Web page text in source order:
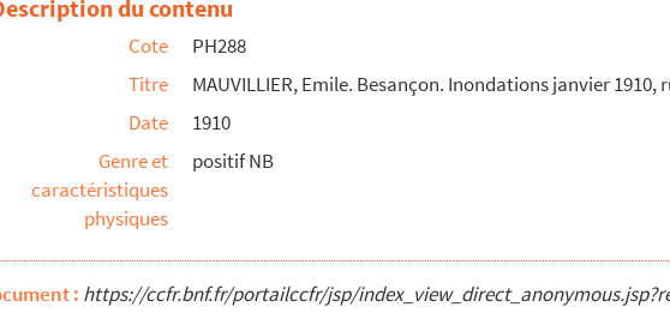
1910, rue Claude Pouillet [carte postale d'après la...
direction du pont Battant
du "petit lycée"
du grand lycée"
de Chamars
Rue (ancien hôtel Mignot de la Balme, puis Vie...
1910, Prés-de-Vaux, papeterie
du contenu
Cote
PH288
Titre
MAUVILLIER, Emile. Besançon. Inondations janvier 1910,
Date
1910
Genre et
caractéristiques
physiques
positif NB
: https://ccfr.bnf.fr/portailccfr/jsp/